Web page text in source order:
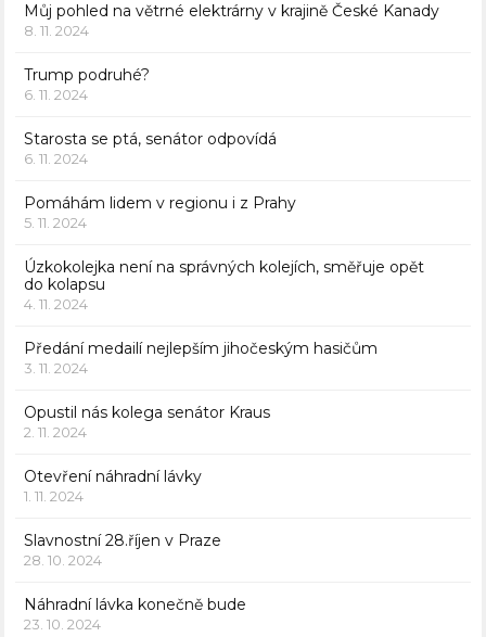
Můj pohled na větrné elektrárny v krajině České Kanady
8. 11. 2024
Trump podruhé?
6. 11. 2024
Starosta se ptá, senátor odpovídá
6. 11. 2024
Pomáhám lidem v regionu i z Prahy
5. 11. 2024
Úzkokolejka není na správných kolejích, směřuje opět
do kolapsu
4. 11. 2024
Předání medailí nejlepším jihočeským hasičům
3. 11. 2024
Opustil nás kolega senátor Kraus
2. 11. 2024
Otevření náhradní lávky
1. 11. 2024
Slavnostní 28.říjen v Praze
28. 10. 2024
Náhradní lávka konečně bude
23. 10. 2024